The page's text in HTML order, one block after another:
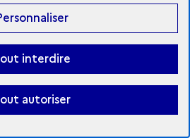
2025
autoriser
interdire